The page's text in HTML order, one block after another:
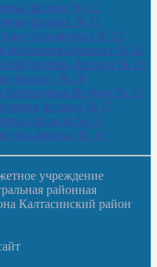
филиал № 22
филиал № 11
филиал № 12
библиотека-филиал № 14
библиотека-филиал № 19
филиал № 20
библиотека-филиал № 16
филиал № 17
филиал № 18
филиал № 10
учреждение
районная
Калтасинский район